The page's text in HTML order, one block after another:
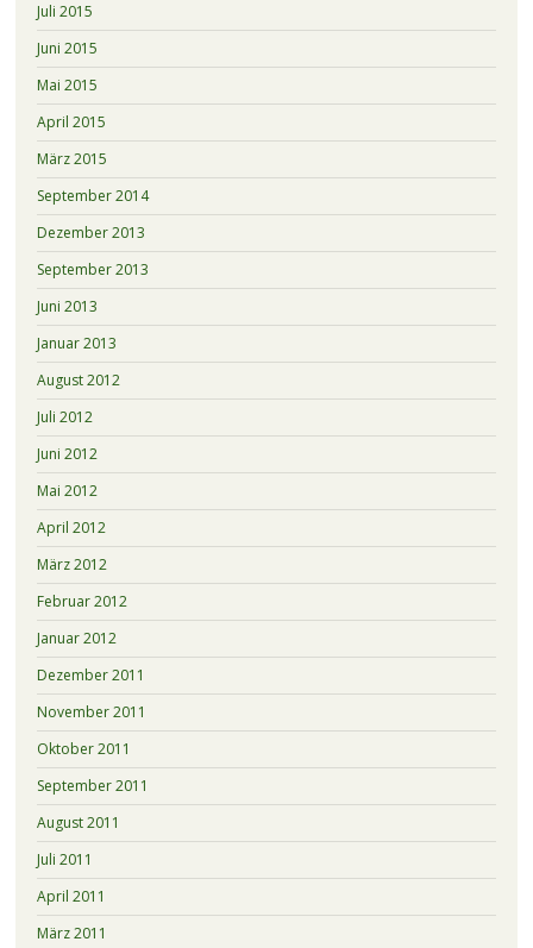
Juli 2015
Juni 2015
Mai 2015
April 2015
März 2015
September 2014
Dezember 2013
September 2013
Juni 2013
Januar 2013
August 2012
Juli 2012
Juni 2012
Mai 2012
April 2012
März 2012
Februar 2012
Januar 2012
Dezember 2011
November 2011
Oktober 2011
September 2011
August 2011
Juli 2011
April 2011
März 2011